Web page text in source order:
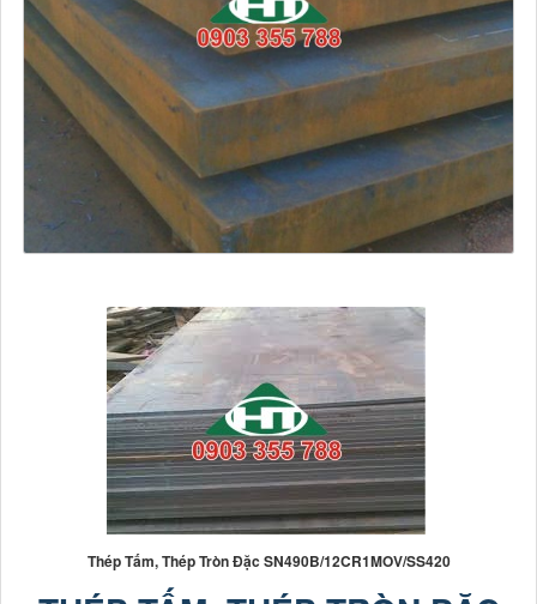
Thép Tấm, Thép Tròn Đặc SN490B/12CR1MOV/SS420